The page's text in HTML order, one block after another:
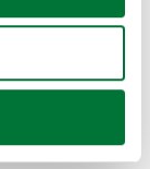
geográfica
(huellas
procesan sus